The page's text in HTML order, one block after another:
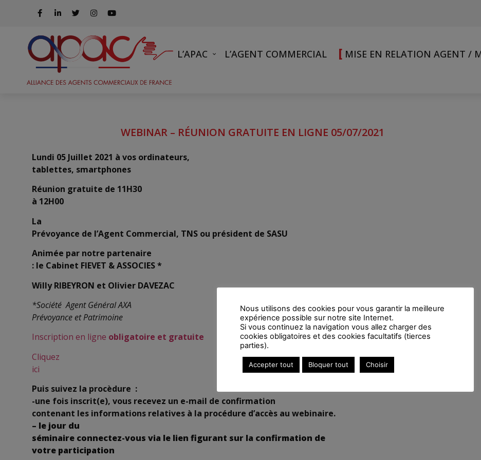
L’APAC L’AGENT COMMERCIAL [ MISE EN RELATION AGENT /
WEBINAR – RÉUNION GRATUITE EN LIGNE 05/07/2021
Lundi 05 Juillet 2021 à vos ordinateurs,
tablettes, smartphones
Réunion gratuite de 11H30
à 12H00
La
Prévoyance de l’Agent Commercial, TNS ou président de SASU
Animée par notre partenaire
: le Cabinet FIEVET & ASSOCIES *
Willy RIBEYRON et Olivier DAVEZAC
*Société Agent Général AXA
Prévoyance et Patrimoine
Inscription en ligne obligatoire et gratuite
Cliquez
ici
Puis suivez la procèdure :
-une fois inscrit(e), vous recevez un e-mail de confirmation
contenant les informations relatives à la procédure d’accès au webinaire.
– le jour du
séminaire connectez-vous via le lien figurant sur la confirmation de
votre participation
Nous utilisons des cookies pour vous garantir la meilleure
expérience possible sur notre site Internet.
Si vous continuez la navigation vous allez charger des
cookies obligatoires et des cookies facultatifs (tierces
parties).
Accepter tout Bloquer tout Choisir